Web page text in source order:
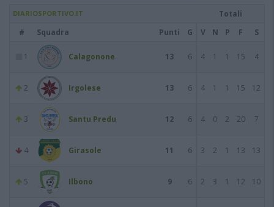
DIARIOSPORTIVO.IT
Totali
#
Squadra Punti G V N P F S
1 Calagonone 13 6 4 1 1 15 4
2 Irgolese 13 6 4 1 1 15 12
3 Santu Predu 12 6 4 0 2 20 7
4 Girasole 11 6 3 2 1 13 13
5 Ilbono 9 6 2 3 1 12 10